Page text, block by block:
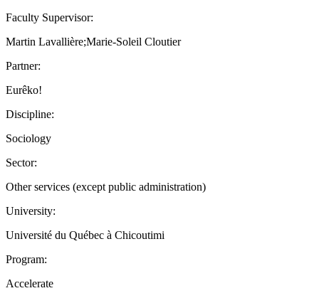
Faculty Supervisor:
Martin Lavallière;Marie-Soleil Cloutier
Partner:
Eurêko!
Discipline:
Sociology
Sector:
Other services (except public administration)
University:
Université du Québec à Chicoutimi
Program:
Accelerate